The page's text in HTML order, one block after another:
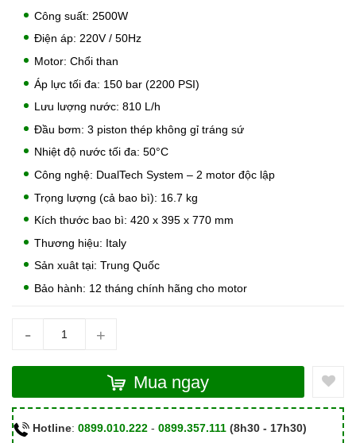
Công suất: 2500W
Điện áp: 220V / 50Hz
Motor: Chổi than
Áp lực tối đa: 150 bar (2200 PSI)
Lưu lượng nước: 810 L/h
Đầu bơm: 3 piston thép không gỉ tráng sứ
Nhiệt độ nước tối đa: 50°C
Công nghệ: DualTech System – 2 motor độc lập
Trọng lượng (cả bao bì): 16.7 kg
Kích thước bao bì: 420 x 395 x 770 mm
Thương hiệu: Italy
Sản xuât tại: Trung Quốc
Bảo hành: 12 tháng chính hãng cho motor
- +
Mua ngay
Hotline: 0899.010.222 - 0899.357.111 (8h30 - 17h30)